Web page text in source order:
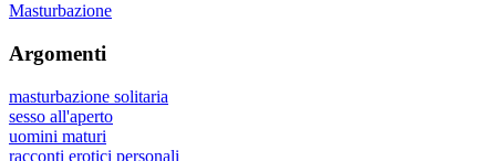
Masturbazione
Argomenti
masturbazione solitaria
sesso all'aperto
uomini maturi
racconti erotici personali